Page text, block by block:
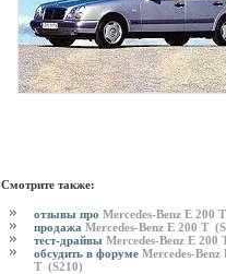
Смотрите также:
отзывы про Mercedes-Benz E 200
продажа Mercedes-Benz E 200 T
тест-драйвы Mercedes-Benz E
обсудить в форуме Mercedes-Benz
T (S210)